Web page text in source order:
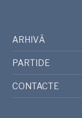
ARHIVĂ
PARTIDE
CONTACTE